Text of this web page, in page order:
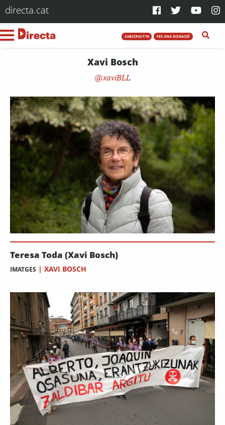
directa.cat
SUBSCRIU-T'HI FES UNA DONACIÓ
Xavi Bosch
xaviBLL
Teresa Toda (Xavi Bosch)
IMATGES | XAVI BOSCH